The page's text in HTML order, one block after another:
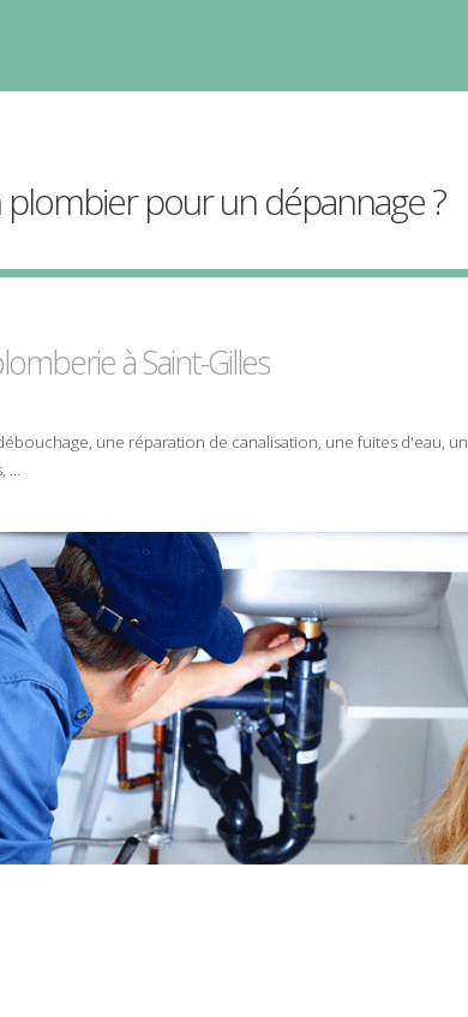
plombier pour undépannage?
àSaint-Gilles
, une réparation de canalisation, une fuites d'eau, un
, ...